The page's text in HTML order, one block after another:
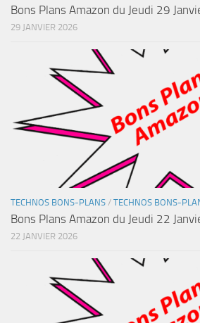
Bons Plans Amazon du Jeudi 29
29 JANVIER 2026
TECHNOS BONS-PLANS / TECHNOS BONS-
Bons Plans Amazon du Jeudi 22
22 JANVIER 2026